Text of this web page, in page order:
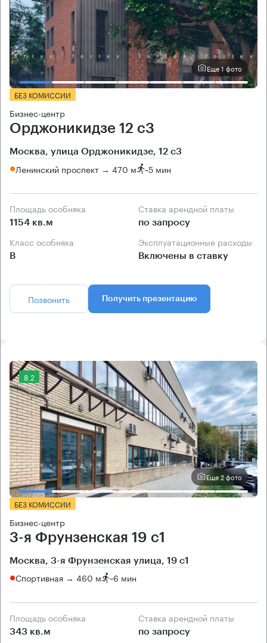
Еще 1 фото
БЕЗ КОМИССИИ
Бизнес-центр
Орджоникидзе 12 с3
Москва, улица Орджоникидзе, 12 с3
Ленинский проспект → 470 м ~5 мин
Площадь особняка
1154 кв.м
Ставка арендной платы
по запросу
Класс особняка
B
Эксплуатационные расходы
Включены в ставку
Позвонить Получить презентацию
8.2
Еще 2 фото
БЕЗ КОМИССИИ
Бизнес-центр
3-я Фрунзенская 19 с1
Москва, 3-я Фрунзенская улица, 19 с1
Спортивная → 460 м ~6 мин
Площадь особняка
343 кв.м
Ставка арендной платы
по запросу